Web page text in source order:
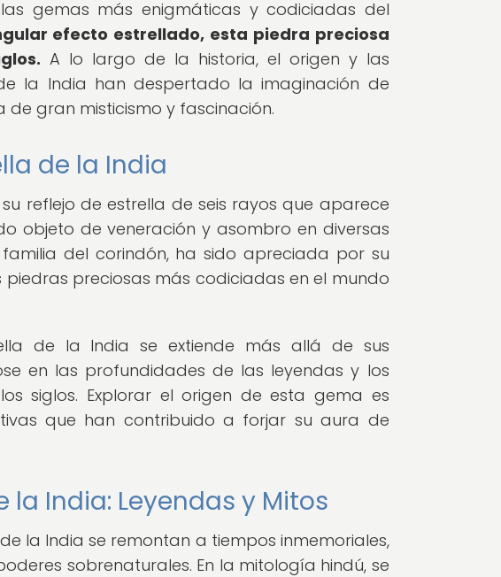
gemas más enigmáticas y codiciadas del
efecto estrellado, esta piedra preciosa
A lo largo de la historia, el origen y las
la India han despertado la imaginación de
gran misticismo y fascinación.
de la India
reflejo de estrella de seis rayos que aparece
objeto de veneración y asombro en diversas
del corindón, ha sido apreciada por su
preciosas más codiciadas en el mundo
de la India se extiende más allá de sus
en las profundidades de las leyendas y los
siglos. Explorar el origen de esta gema es
que han contribuido a forjar su aura de
la India: Leyendas y Mitos
la India se remontan a tiempos inmemoriales,
sobrenaturales. En la mitología hindú, se